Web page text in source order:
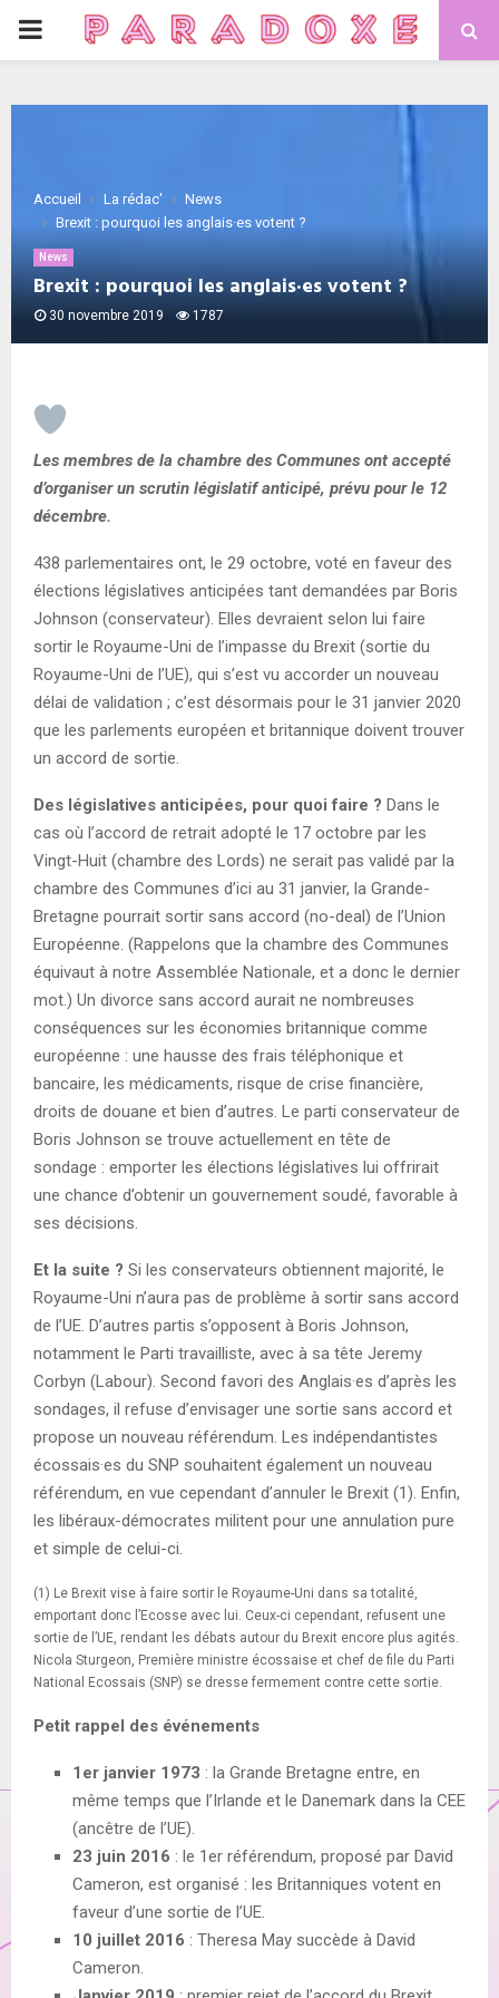
PRIMARY
Accueil La rédac'
News
Brexit : pourquoi les anglais·es votent ?
News
Brexit : pourquoi les anglais·es votent ?
30 novembre 2019 1787
Les membres de la chambre des Communes ont accepté
d’organiser un scrutin législatif anticipé, prévu pour le 12
décembre.
438 parlementaires ont, le 29 octobre, voté en faveur des
élections législatives anticipées tant demandées par Boris
Johnson (conservateur). Elles devraient selon lui faire
sortir le Royaume-Uni de l’impasse du Brexit (sortie du
Royaume-Uni de l’UE), qui s’est vu accorder un nouveau
délai de validation ; c’est désormais pour le 31 janvier 2020
que les parlements européen et britannique doivent trouver
un accord de sortie.
Des législatives anticipées, pour quoi faire ? Dans le
cas où l’accord de retrait adopté le 17 octobre par les
Vingt-Huit (chambre des Lords) ne serait pas validé par la
chambre des Communes d’ici au 31 janvier, la Grande-
Bretagne pourrait sortir sans accord (no-deal) de l’Union
Européenne. (Rappelons que la chambre des Communes
équivaut à notre Assemblée Nationale, et a donc le dernier
mot.) Un divorce sans accord aurait ne nombreuses
conséquences sur les économies britannique comme
européenne : une hausse des frais téléphonique et
bancaire, les médicaments, risque de crise financière,
droits de douane et bien d’autres. Le parti conservateur de
Boris Johnson se trouve actuellement en tête de
sondage : emporter les élections législatives lui offrirait
une chance d’obtenir un gouvernement soudé, favorable à
ses décisions.
Et la suite ? Si les conservateurs obtiennent majorité, le
Royaume-Uni n’aura pas de problème à sortir sans accord
de l’UE. D’autres partis s’opposent à Boris Johnson,
notamment le Parti travailliste, avec à sa tête Jeremy
Corbyn (Labour). Second favori des Anglais·es d’après les
sondages, il refuse d’envisager une sortie sans accord et
propose un nouveau référendum. Les indépendantistes
écossais·es du SNP souhaitent également un nouveau
référendum, en vue cependant d’annuler le Brexit (1). Enfin,
les libéraux-démocrates militent pour une annulation pure
et simple de celui-ci.
(1) Le Brexit vise à faire sortir le Royaume-Uni dans sa totalité,
emportant donc l’Ecosse avec lui. Ceux-ci cependant, refusent une
sortie de l’UE, rendant les débats autour du Brexit encore plus agités.
Nicola Sturgeon, Première ministre écossaise et chef de file du Parti
National Ecossais (SNP) se dresse fermement contre cette sortie.
Petit rappel des événements
1er janvier 1973 : la Grande Bretagne entre, en
même temps que l’Irlande et le Danemark dans la CEE
(ancêtre de l’UE).
23 juin 2016 : le 1er référendum, proposé par David
Cameron, est organisé : les Britanniques votent en
faveur d’une sortie de l’UE.
10 juillet 2016 : Theresa May succède à David
Cameron.